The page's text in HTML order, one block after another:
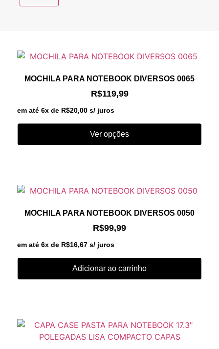
MOCHILA PARA NOTEBOOK DIVERSOS 0065
R$119,99
em até 6x de R$20,00 s/ juros
Ver opções
MOCHILA PARA NOTEBOOK DIVERSOS 0050
R$99,99
em até 6x de R$16,67 s/ juros
Adicionar ao carrinho